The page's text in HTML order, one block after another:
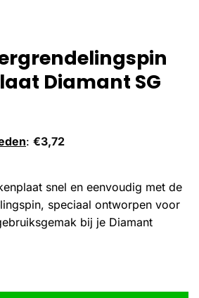
Diamant SG
: €3,72
snel en eenvoudig met de
speciaal ontworpen voor
bij je Diamant
kentekenplaat Diamant SG aantal